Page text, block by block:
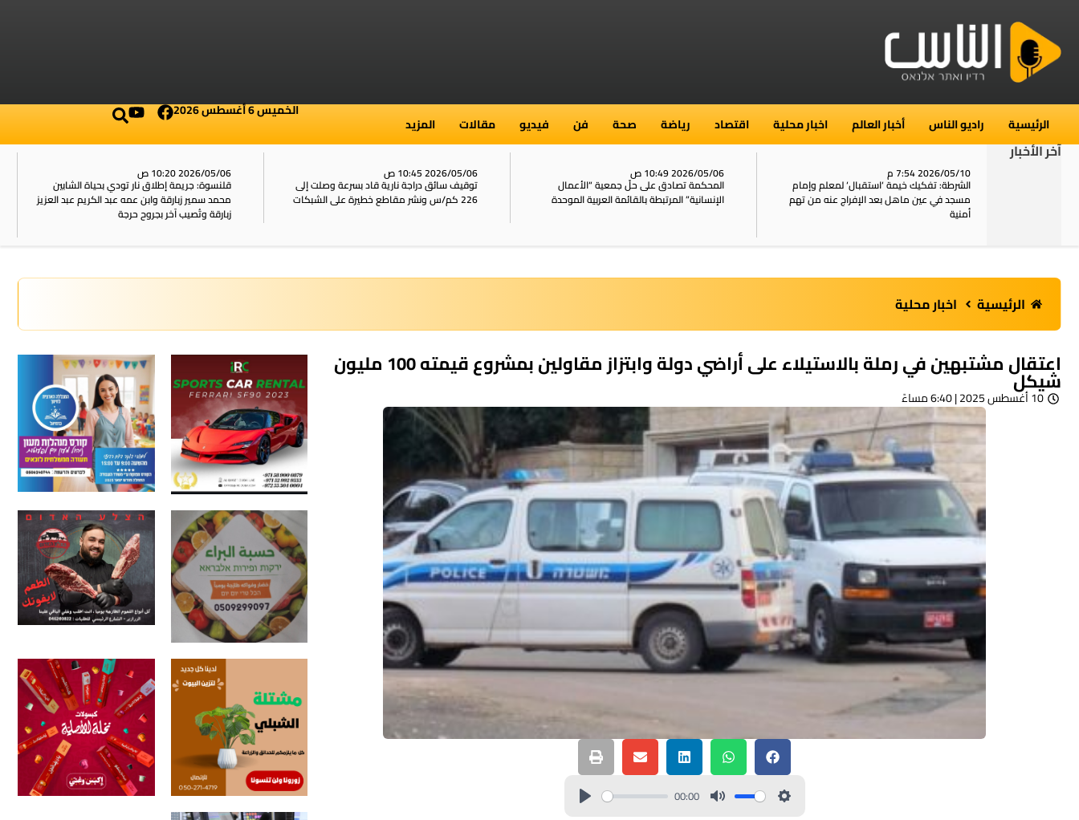
الرئيسية راديو الناس أخبار العالم اخبار محلية اقتصاد رياضة صحة فن فيديو مقالات المزيد
الخميس 6 أغسطس 2026
آخر الأخبار
2026/05/10 7:54 م
الشرطة: تفكيك خيمة ‘استقبال‘ لمعلم وإمام
مسجد في عين ماهل بعد الإفراج عنه من تهم
أمنية
2026/05/06 10:49 ص
المحكمة تصادق على حلّ جمعية “الأعمال
الإنسانية” المرتبطة بالقائمة العربية الموحدة
2026/05/06 10:45 ص
توقيف سائق دراجة نارية قاد بسرعة وصلت إلى
226 كم/س ونشر مقاطع خطيرة على الشبكات
2026/05/06 10:20 ص
قلنسوة: جريمة إطلاق نار تودي بحياة الشابين
محمد سمير زبارقة وابن عمه عبد الكريم عبد العزيز
زبارقة وتُصيب آخر بجروح حرجة
الرئيسية اخبار محلية
اعتقال مشتبهين في رملة بالاستيلاء على أراضي دولة وابتزاز مقاولين بمشروع قيمته 100 مليون
شيكل
10 أغسطس 2025 | 6:40 مساءً
00:00